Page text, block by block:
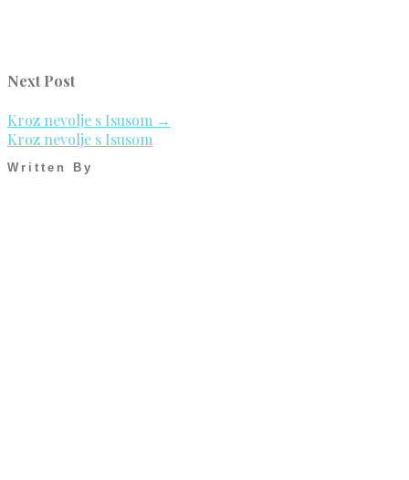
Next Post
Kroz nevolje s Isusom →
Kroz nevolje s Isusom
Written By